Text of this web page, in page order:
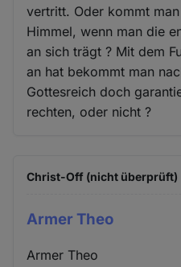
vertritt. Oder kommt
Himmel, wenn man die
an sich trägt ? Mit dem
an hat bekommt man
Gottesreich doch
rechten, oder nicht ?
Christ-Off (nicht überprüft)
Armer Theo
Armer Theo